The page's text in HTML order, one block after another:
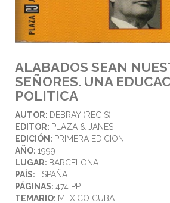
ALABADOS SEAN
SEÑORES. UNA
POLITICA
AUTOR: DEBRAY (REGIS)
EDITOR: PLAZA & JANES
EDICIÓN: PRIMERA EDICION
AÑO: 1999
LUGAR: BARCELONA
PAÍS: ESPAÑA
PÁGINAS: 474 PP.
TEMARIO: MEXICO CUBA